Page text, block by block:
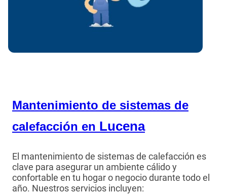
Mantenimiento de sistemas de
calefacción en Lucena
El mantenimiento de sistemas de calefacción es
clave para asegurar un ambiente cálido y
confortable en tu hogar o negocio durante todo el
año. Nuestros servicios incluyen: